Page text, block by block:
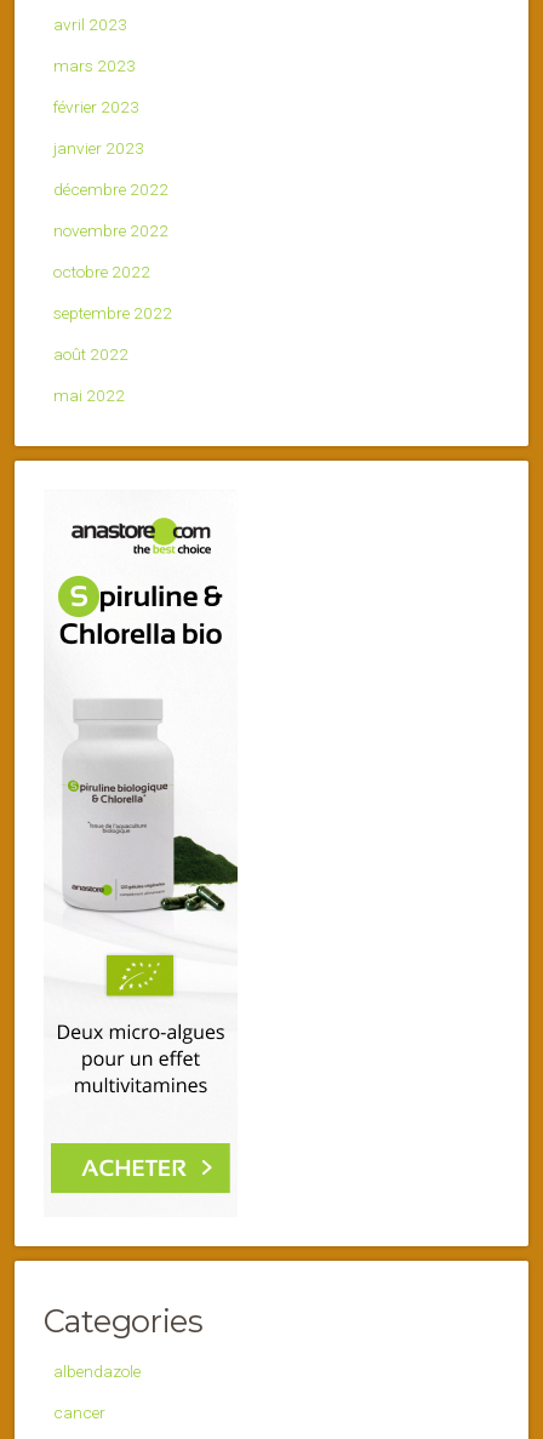
avril 2023
mars 2023
février 2023
janvier 2023
décembre 2022
novembre 2022
octobre 2022
septembre 2022
août 2022
mai 2022
Categories
albendazole
cancer